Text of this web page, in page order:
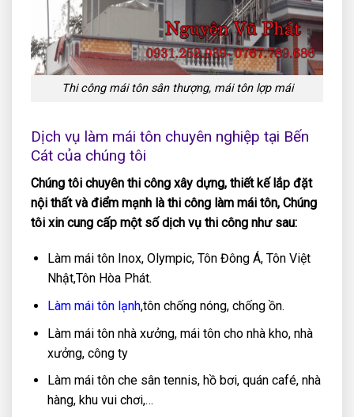
Thi công mái tôn sân thượng, mái tôn lợp mái
Dịch vụ làm mái tôn chuyên nghiệp tại Bến
Cát của chúng tôi
Chúng tôi chuyên thi công xây dựng, thiết kế lắp đặt
nội thất và điểm mạnh là thi công làm mái tôn, Chúng
tôi xin cung cấp một số dịch vụ thi công như sau:
Làm mái tôn Inox, Olympic, Tôn Đông Á, Tôn Việt
Nhật,Tôn Hòa Phát.
Làm mái tôn lạnh,tôn chống nóng, chống ồn.
Làm mái tôn nhà xưởng, mái tôn cho nhà kho, nhà
xưởng, công ty
Làm mái tôn che sân tennis, hồ bơi, quán café, nhà
hàng, khu vui chơi,…